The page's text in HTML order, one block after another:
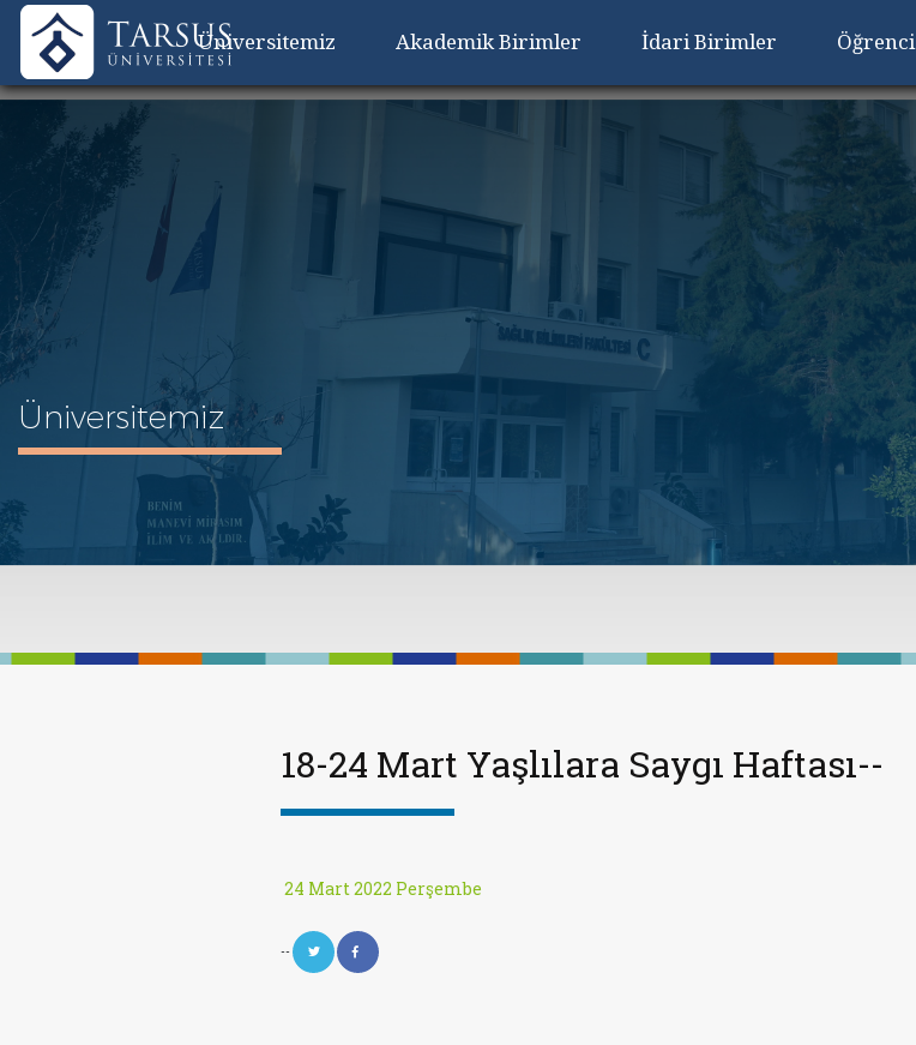
Üniversitemiz Akademik Birimler İdari Birimler Öğrenci
Üniversitemiz
18-24 Mart Yaşlılara Saygı Haftası--
24 Mart 2022 Perşembe
--